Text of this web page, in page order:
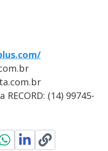
(14) 99745-